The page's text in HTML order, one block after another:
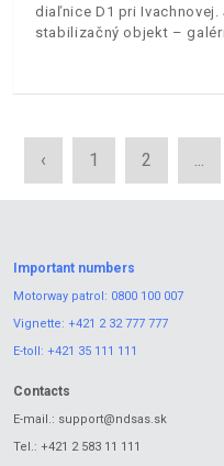
diaľnice D1 pri
stabilizačný objekt –
‹ 1 2 ...
Important numbers
Motorway patrol: 0800 100 007
Vignette: +421 2 32 777 777
E-toll: +421 35 111 111
Contacts
E-mail.: support@ndsas.sk
Tel.: +421 2 583 11 111